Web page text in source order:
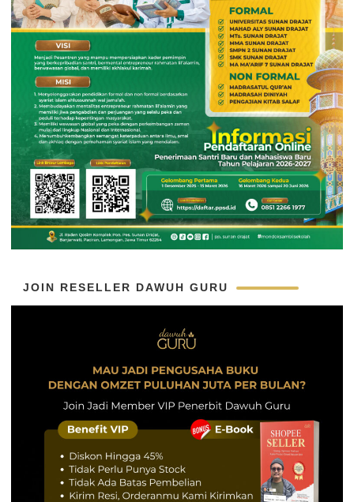
JOIN RESELLER DAWUH GURU